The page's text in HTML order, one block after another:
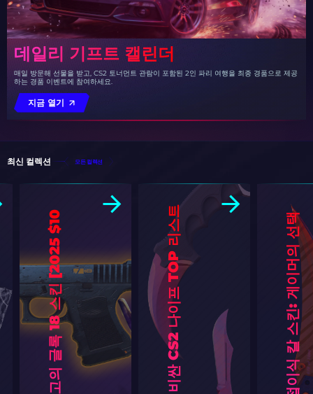
데일리 기프트 캘린더
매일 방문해 선물을 받고, CS2 토너먼트 관람이 포함된 2인 파리 여행을 최종 경품으로 제공
하는 경품 이벤트에 참여하세요.
지금 열기
최신 컬렉션 모든 컬렉션
트
0
]